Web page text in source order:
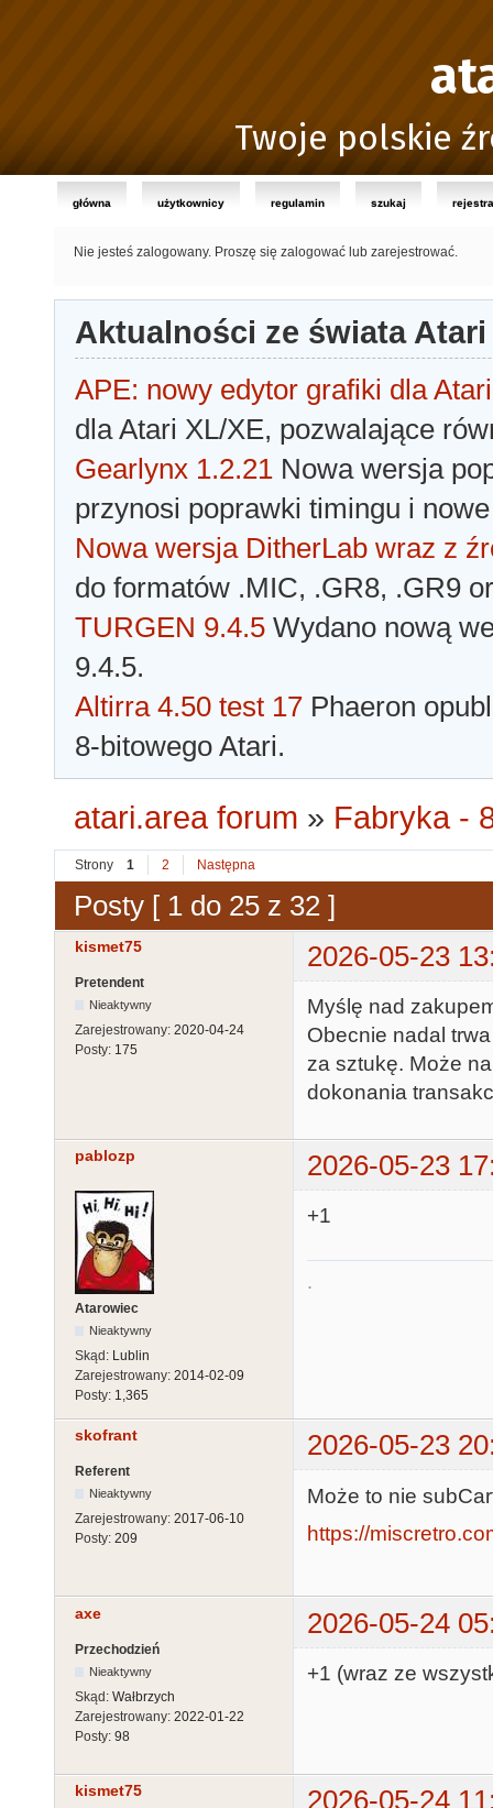
Twoje polskie
główna użytkownicy regulamin szukaj
Nie jesteś zalogowany. Proszę się zalogować lub zarejestrować.
Aktualności ze świata Atari
APE: nowy edytor grafiki dla Atari
dla Atari XL/XE, pozwalające
Gearlynx 1.2.21 Nowa wersja
przynosi poprawki timingu i
Nowa wersja DitherLab wraz z
do formatów .MIC, .GR8, .GR9
TURGEN 9.4.5 Wydano nową
9.4.5.
Altirra 4.50 test 17 Phaeron
8-bitowego Atari.
atari.area forum » Fabryka -
Strony 1 2 Następna
Posty [ 1 do 25 z 32 ]
kismet75 2026-05-23
Pretendent
Nieaktywny
Zarejestrowany: 2020-04-24
Posty: 175
Myślę nad
Obecnie nadal
za sztukę. Może
dokonania
pablozp 2026-05-23
Atarowiec
Nieaktywny
Skąd: Lublin
Zarejestrowany: 2014-02-09
Posty: 1,365
+1
.
skofrant 2026-05-23
Referent
Nieaktywny
Zarejestrowany: 2017-06-10
Posty: 209
Może to nie
https://
axe 2026-05-24
Przechodzień
Nieaktywny
Skąd: Wałbrzych
Zarejestrowany: 2022-01-22
Posty: 98
+1 (wraz ze
kismet75 2026-05-24